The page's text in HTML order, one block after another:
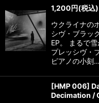
1,200円(税込)
ウクライナの
シヴ・ブラッ
EP。 まるで
プレッシヴ・
ピアノの小刻…
[HMP 006]
Decimation /